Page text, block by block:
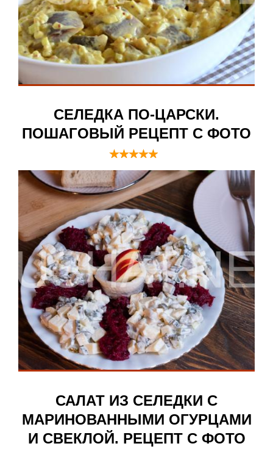
СЕЛЕДКА ПО-ЦАРСКИ.
ПОШАГОВЫЙ РЕЦЕПТ С ФОТО
САЛАТ ИЗ СЕЛЕДКИ С
МАРИНОВАННЫМИ ОГУРЦАМИ
И СВЕКЛОЙ. РЕЦЕПТ С ФОТО